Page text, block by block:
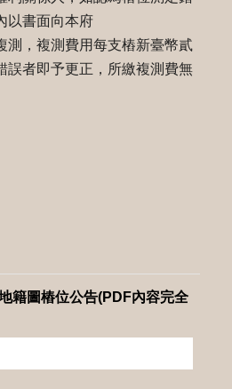
以書面向本府
測，複測費用每支樁新臺幣貳
誤者即予更正，所繳複測費無
籍圖樁位公告(PDF內容完全